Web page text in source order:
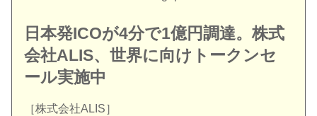
日本発ICOが4分で1億円調達。株式
会社ALIS、世界に向けトークンセ
ール実施中
［株式会社ALIS］